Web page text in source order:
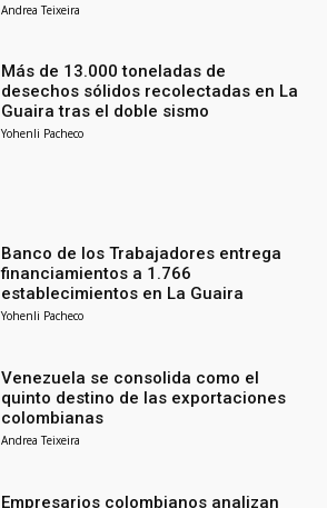
Andrea Teixeira
Más de 13.000 toneladas de
desechos sólidos recolectadas en La
Guaira tras el doble sismo
Yohenli Pacheco
Banco de los Trabajadores entrega
financiamientos a 1.766
establecimientos en La Guaira
Yohenli Pacheco
Venezuela se consolida como el
quinto destino de las exportaciones
colombianas
Andrea Teixeira
Empresarios colombianos analizan